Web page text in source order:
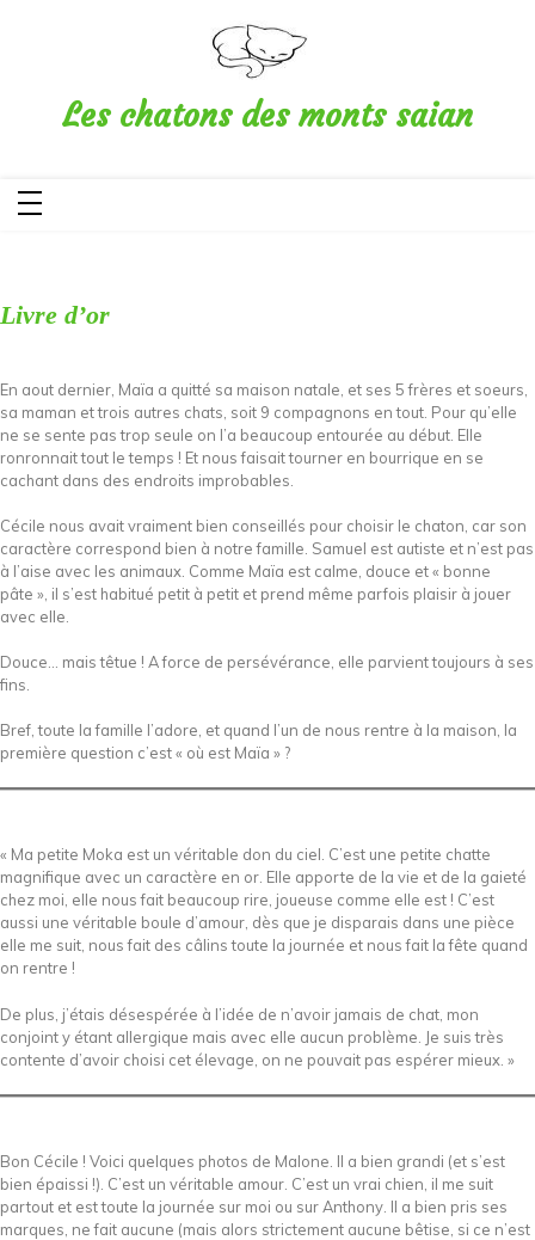
Les chatons des monts saian
Livre d’or
En aout dernier, Maïa a quitté sa maison natale, et ses 5 frères et soeurs,
sa maman et trois autres chats, soit 9 compagnons en tout. Pour qu’elle
ne se sente pas trop seule on l’a beaucoup entourée au début. Elle
ronronnait tout le temps ! Et nous faisait tourner en bourrique en se
cachant dans des endroits improbables.
Cécile nous avait vraiment bien conseillés pour choisir le chaton, car son
caractère correspond bien à notre famille. Samuel est autiste et n’est pas
à l’aise avec les animaux. Comme Maïa est calme, douce et « bonne
pâte », il s’est habitué petit à petit et prend même parfois plaisir à jouer
avec elle.
Douce… mais têtue ! A force de persévérance, elle parvient toujours à ses
fins.
Bref, toute la famille l’adore, et quand l’un de nous rentre à la maison, la
première question c’est « où est Maïa » ?
« Ma petite Moka est un véritable don du ciel. C’est une petite chatte
magnifique avec un caractère en or. Elle apporte de la vie et de la gaieté
chez moi, elle nous fait beaucoup rire, joueuse comme elle est ! C’est
aussi une véritable boule d’amour, dès que je disparais dans une pièce
elle me suit, nous fait des câlins toute la journée et nous fait la fête quand
on rentre !
De plus, j’étais désespérée à l’idée de n’avoir jamais de chat, mon
conjoint y étant allergique mais avec elle aucun problème. Je suis très
contente d’avoir choisi cet élevage, on ne pouvait pas espérer mieux. »
Bon Cécile ! Voici quelques photos de Malone. Il a bien grandi (et s’est
bien épaissi !). C’est un véritable amour. C’est un vrai chien, il me suit
partout et est toute la journée sur moi ou sur Anthony. Il a bien pris ses
marques, ne fait aucune (mais alors strictement aucune bêtise, si ce n’est